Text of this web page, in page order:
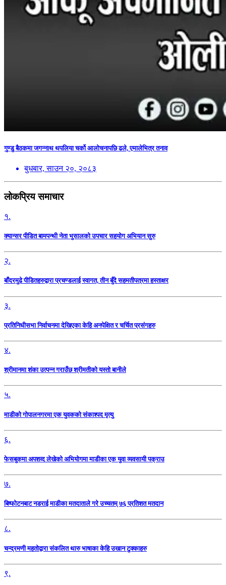
गुण्डु बैठकमा जगन्नाथ थपलिया चर्को आलोचनापछि ढले, एमालेभित्र तनाव
बुधबार, साउन २०, २०८३
लोकप्रिय समाचार
१.
क्यान्सर पीडित बामपन्थी नेता भुसालकाे उपचार सहयोग अभियान सुरु
२.
बाँदरमुढे पीडितहरुद्वारा प्रचण्डलाई स्वागत, तीन बुँदे सहमतीपत्रमा हस्ताक्षर
३.
प्रतिनिधीसभा निर्वाचनमा देखिएका केहि अनपेक्षित र चर्चित प्रसंगहरु
४.
श्रीमानमा शंका उत्पन्न गराउँछ श्रीमतीको यस्तो बानीले
५.
माडीको गोपालनगरमा एक युवकको संकाश्पद मृत्यु
६.
फेसबुकमा अपशव्द लेखेको अभियोगमा माडीका एक युवा व्यवसायी पक्राउ
७.
बिष्फोटनबाट नडराई माडीका मतदाताले गरे उच्चतम् ७६ प्रतिशत मतदान
८.
चन्द्रमणी महतोद्वारा संकलित थारु भाषाका केहि उखान टुक्काहरु
९.